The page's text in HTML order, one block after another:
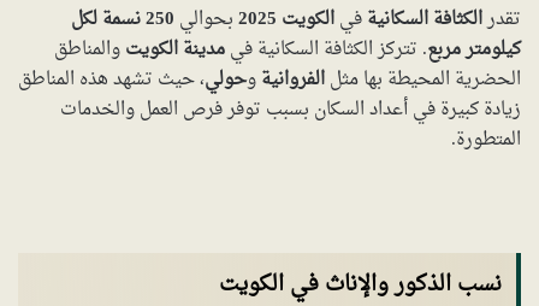
تقدرالكثافة السكانيةفيالكويت 2025 بحوالي
250 نسمة لكل
كيلومتر مربع. تتركز الكثافة السكانية فيمدينة الكويتوالمناطق
الحضرية المحيطة بها مثلالفروانيةوحولي، حيث تشهد هذه المناطق
زيادة كبيرة في أعداد السكان بسبب توفر فرص العمل والخدمات
المتطورة.
نسب الذكور والإناث في الكويت